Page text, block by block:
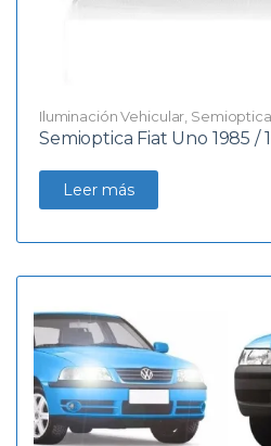
Iluminación Vehicular
Semioptica Fiat Uno 1985 /
Leer más